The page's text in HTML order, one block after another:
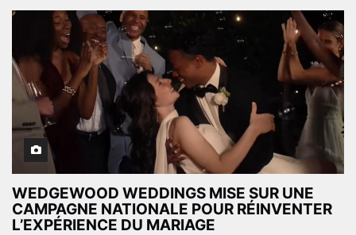
WEDGEWOOD WEDDINGS MISE SUR UNE
CAMPAGNE NATIONALE POUR RÉINVENTER
L’EXPÉRIENCE DU MARIAGE